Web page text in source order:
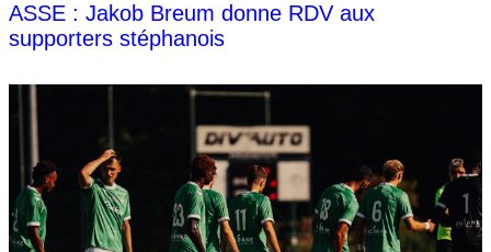
ASSE : Jakob Breum donne RDV aux
supporters stéphanois